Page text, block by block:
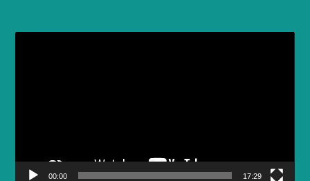
00:00 17:29